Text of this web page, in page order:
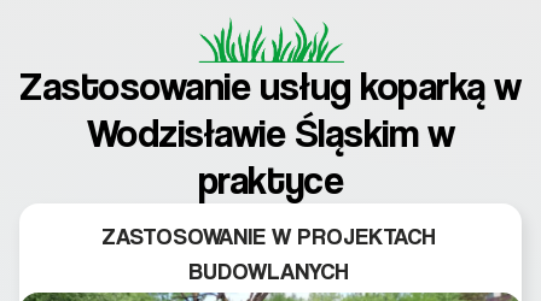
Zastosowanie usług koparką w
Wodzisławie Śląskim w
praktyce
ZASTOSOWANIE W PROJEKTACH
BUDOWLANYCH